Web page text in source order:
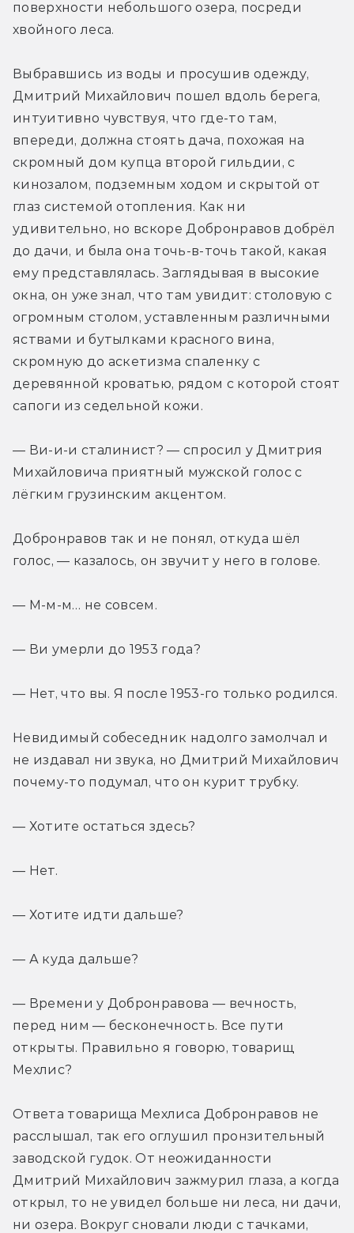
поверхности небольшого озера, посреди
хвойного леса.
Выбравшись из воды и просушив одежду,
Дмитрий Михайлович пошел вдоль берега,
интуитивно чувствуя, что где-то там,
впереди, должна стоять дача, похожая на
скромный дом купца второй гильдии, с
кинозалом, подземным ходом и скрытой от
глаз системой отопления. Как ни
удивительно, но вскоре Добронравов добрёл
до дачи, и была она точь-в-точь такой, какая
ему представлялась. Заглядывая в высокие
окна, он уже знал, что там увидит: столовую с
огромным столом, уставленным различными
яствами и бутылками красного вина,
скромную до аскетизма спаленку с
деревянной кроватью, рядом с которой стоят
сапоги из седельной кожи.
— Ви-и-и сталинист? — спросил у Дмитрия
Михайловича приятный мужской голос с
лёгким грузинским акцентом.
Добронравов так и не понял, откуда шёл
голос, — казалось, он звучит у него в голове.
— М-м-м… не совсем.
— Ви умерли до 1953 года?
— Нет, что вы. Я после 1953-го только родился.
Невидимый собеседник надолго замолчал и
не издавал ни звука, но Дмитрий Михайлович
почему-то подумал, что он курит трубку.
— Хотите остаться здесь?
— Нет.
— Хотите идти дальше?
— А куда дальше?
— Времени у Добронравова — вечность,
перед ним — бесконечность. Все пути
открыты. Правильно я говорю, товарищ
Мехлис?
Ответа товарища Мехлиса Добронравов не
расслышал, так его оглушил пронзительный
заводской гудок. От неожиданности
Дмитрий Михайлович зажмурил глаза, а когда
открыл, то не увидел больше ни леса, ни дачи,
ни озера. Вокруг сновали люди с тачками,